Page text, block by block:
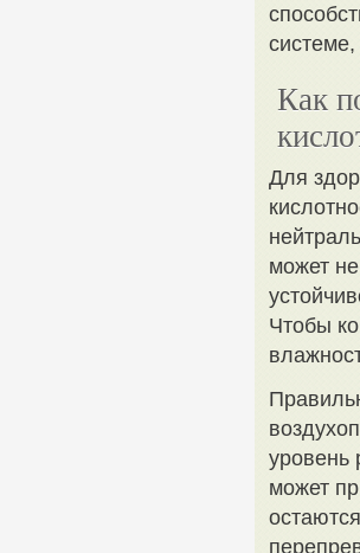
Как
Для
может
Чтобы
уровень
может